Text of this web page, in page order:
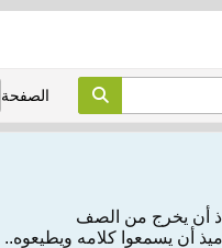
الصفحة
أن يخرج من الصف
أن يسمعوا كلامه ويطيعوه..